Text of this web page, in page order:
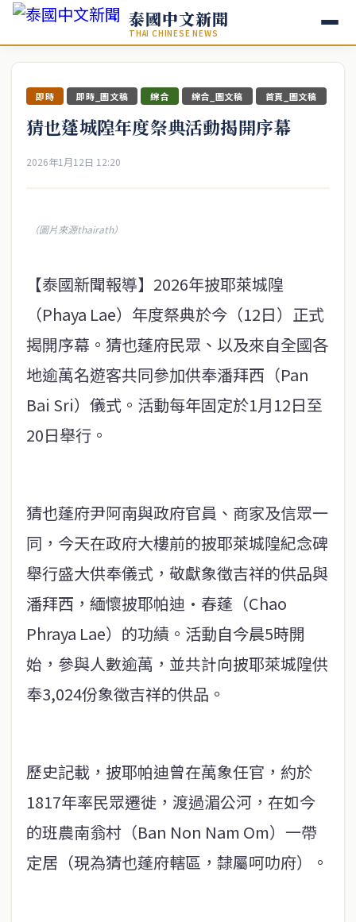
泰國中文新聞
THAI CHINESE NEWS
即時 即時_圖文稿 綜合 綜合_圖文稿 首頁_圖文稿
猜也蓬城隍年度祭典活動揭開序幕
2026年1月12日 12:20
（圖片來源thairath）
【泰國新聞報導】2026年披耶萊城隍
（Phaya Lae）年度祭典於今（12日）正式
揭開序幕。猜也蓬府民眾、以及來自全國各
地逾萬名遊客共同參加供奉潘拜西（Pan
Bai Sri）儀式。活動每年固定於1月12日至
20日舉行。
猜也蓬府尹阿南與政府官員、商家及信眾一
同，今天在政府大樓前的披耶萊城隍紀念碑
舉行盛大供奉儀式，敬獻象徵吉祥的供品與
潘拜西，緬懷披耶帕迪·春蓬（Chao
Phraya Lae）的功績。活動自今晨5時開
始，參與人數逾萬，並共計向披耶萊城隍供
奉3,024份象徵吉祥的供品。
歷史記載，披耶帕迪曾在萬象任官，約於
1817年率民眾遷徙，渡過湄公河，在如今
的班農南翁村（Ban Non Nam Om）一帶
定居（現為猜也蓬府轄區，隸屬呵叻府）。